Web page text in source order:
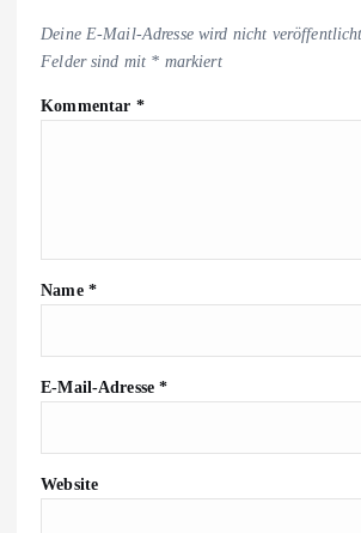
Deine E-Mail-Adresse wird nicht
Felder sind mit * markiert
Kommentar *
Name *
E-Mail-Adresse*
Website